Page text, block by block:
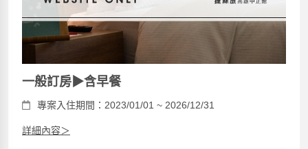
一般訂房▶含早餐
專案入住期間：2023/01/01 ~ 2026/12/31
詳細內容＞